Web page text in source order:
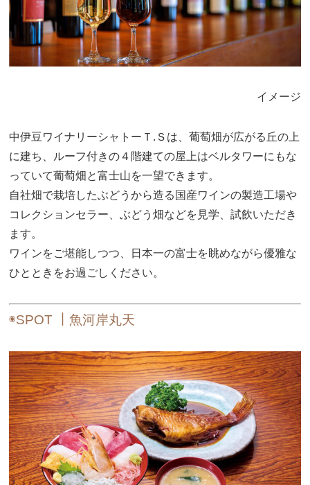
イメージ
中伊豆ワイナリーシャトーＴ.Ｓは、葡萄畑が広がる丘の上
に建ち、ルーフ付きの４階建ての屋上はベルタワーにもな
っていて葡萄畑と富士山を一望できます。
自社畑で栽培したぶどうから造る国産ワインの製造工場や
コレクションセラー、ぶどう畑などを見学、試飲いただき
ます。
ワインをご堪能しつつ、日本一の富士を眺めながら優雅な
ひとときをお過ごしください。
◉SPOT ｜魚河岸丸天